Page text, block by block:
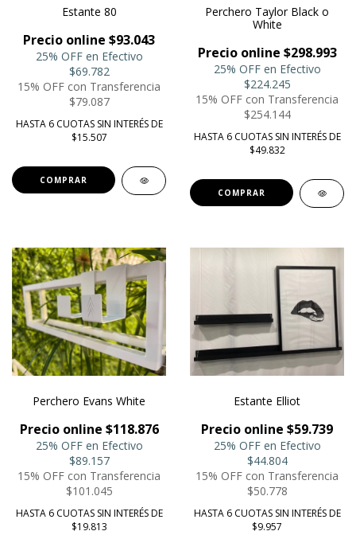
Estante 80
Precio online $93.043
25% OFF en Efectivo
$69.782
15% OFF con Transferencia
$79.087
HASTA 6 CUOTAS SIN INTERÉS DE
$15.507
COMPRAR
Perchero Taylor Black o
White
Precio online $298.993
25% OFF en Efectivo
$224.245
15% OFF con Transferencia
$254.144
HASTA 6 CUOTAS SIN INTERÉS DE
$49.832
COMPRAR
Perchero Evans White
Precio online $118.876
25% OFF en Efectivo
$89.157
15% OFF con Transferencia
$101.045
HASTA 6 CUOTAS SIN INTERÉS DE
$19.813
Estante Elliot
Precio online $59.739
25% OFF en Efectivo
$44.804
15% OFF con Transferencia
$50.778
HASTA 6 CUOTAS SIN INTERÉS DE
$9.957